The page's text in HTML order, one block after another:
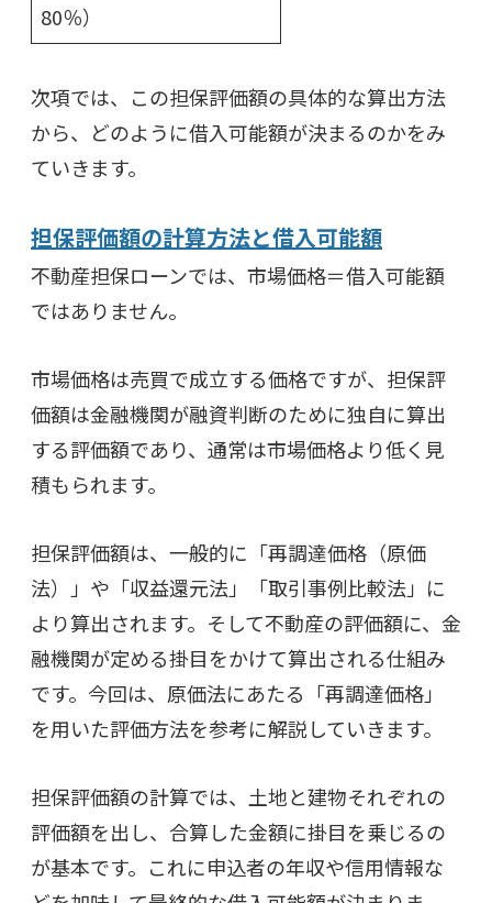
80％）
次項では、この担保評価額の具体的な算出方法
から、どのように借入可能額が決まるのかをみ
ていきます。
担保評価額の計算方法と借入可能額
不動産担保ローンでは、市場価格＝借入可能額
ではありません。
市場価格は売買で成立する価格ですが、担保評
価額は金融機関が融資判断のために独自に算出
する評価額であり、通常は市場価格より低く見
積もられます。
担保評価額は、一般的に「再調達価格（原価
法）」や「収益還元法」「取引事例比較法」に
より算出されます。そして不動産の評価額に、金
融機関が定める掛目をかけて算出される仕組み
です。今回は、原価法にあたる「再調達価格」
を用いた評価方法を参考に解説していきます。
担保評価額の計算では、土地と建物それぞれの
評価額を出し、合算した金額に掛目を乗じるの
が基本です。これに申込者の年収や信用情報な